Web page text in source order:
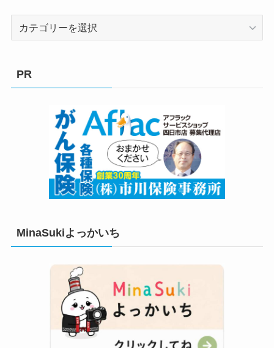
PR
MinaSukiよっかいち